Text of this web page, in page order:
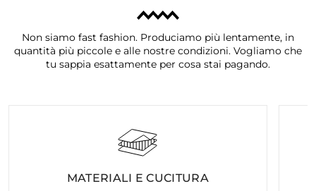
Non siamo fast fashion. Produciamo più lentamente, in
quantità più piccole e alle nostre condizioni. Vogliamo che
tu sappia esattamente per cosa stai pagando.
MATERIALI E CUCITURA